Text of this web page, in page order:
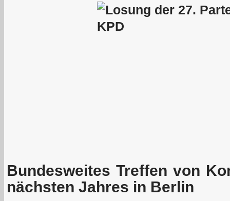
Bundesweites Treffen von
nächsten Jahres in Berlin